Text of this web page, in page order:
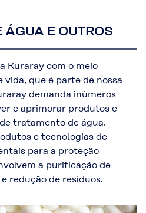
ÁGUA E OUTROS
Kuraray com o meio
que é parte de nossa
demanda inúmeros
e aprimorar produtos e
tratamento de água.
e tecnologias de
para a proteção
a purificação de
redução de resíduos.